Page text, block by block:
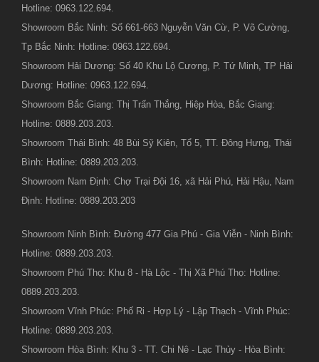
Hotline: 0963.122.694.
Showroom Bắc Ninh: Số 661-663 Nguyễn Văn Cừ, P. Võ Cường,
Tp Bắc Ninh: Hotline: 0963.122.694.
Showroom Hải Dương: Số 40 Khu Lộ Cương, P. Tứ Minh, TP Hải
Dương: Hotline: 0963.122.694.
Showroom Bắc Giang: Thị Trấn Thắng, Hiệp Hòa, Bắc Giang:
Hotline: 0889.203.203.
Showroom Thái Bình: 48 Bùi Sỹ Kiên, Tổ 5, TT. Đông Hưng, Thái
Bình: Hotline: 0889.203.203.
Showroom Nam Định: Chợ Trại Đội 16, xã Hải Phú, Hải Hậu, Nam
Định: Hotline: 0889.203.203
Showroom Ninh Bình: Đường 477 Gia Phú - Gia Viễn - Ninh Bình:
Hotline: 0889.203.203.
Showroom Phú Thọ: Khu 8 - Hà Lộc - Thị Xã Phú Thọ: Hotline:
0889.203.203.
Showroom Vĩnh Phúc: Phố Ri - Hợp Lý - Lập Thạch - Vĩnh Phúc:
Hotline: 0889.203.203.
Showroom Hòa Bình: Khu 3 - TT. Chi Nê - Lạc Thủy - Hòa Bình: